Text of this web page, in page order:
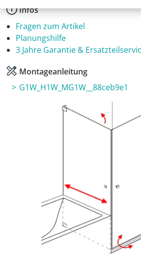
Infos
Fragen zum Artikel
Planungshilfe
3 Jahre Garantie &
Montageanleitung
G1W_H1W_MG1W__88ceb9e1